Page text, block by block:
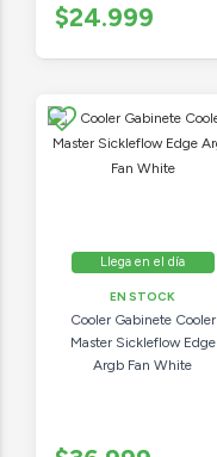
$24.999
Llega en el día
EN STOCK
Cooler Gabinete Cooler
Master Sickleflow Edge
Argb Fan White